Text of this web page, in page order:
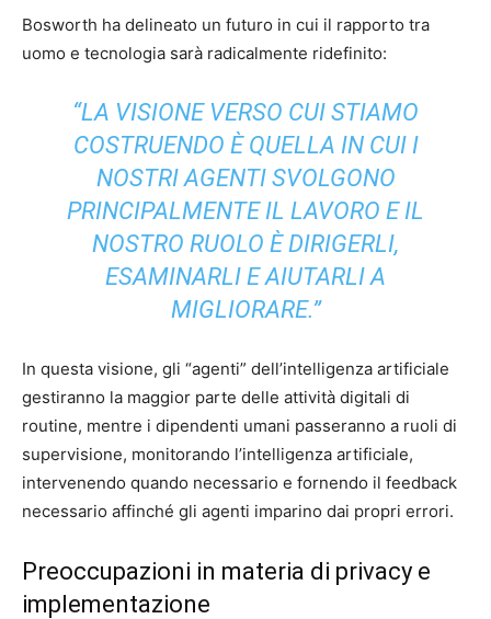
Bosworth ha delineato un futuro in cui il rapporto tra
uomo e tecnologia sarà radicalmente ridefinito:
“LA VISIONE VERSO CUI STIAMO
COSTRUENDO È QUELLA IN CUI I
NOSTRI AGENTI SVOLGONO
PRINCIPALMENTE IL LAVORO E IL
NOSTRO RUOLO È DIRIGERLI,
ESAMINARLI E AIUTARLI A
MIGLIORARE.”
In questa visione, gli “agenti” dell’intelligenza artificiale
gestiranno la maggior parte delle attività digitali di
routine, mentre i dipendenti umani passeranno a ruoli di
supervisione, monitorando l’intelligenza artificiale,
intervenendo quando necessario e fornendo il feedback
necessario affinché gli agenti imparino dai propri errori.
Preoccupazioni in materia di privacy e
implementazione